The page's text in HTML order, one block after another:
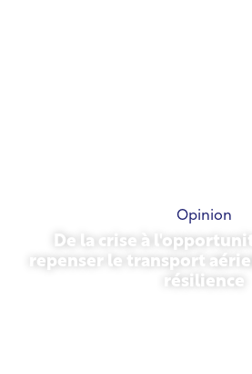
Opinion
De la crise à
repenser le transport
résilience